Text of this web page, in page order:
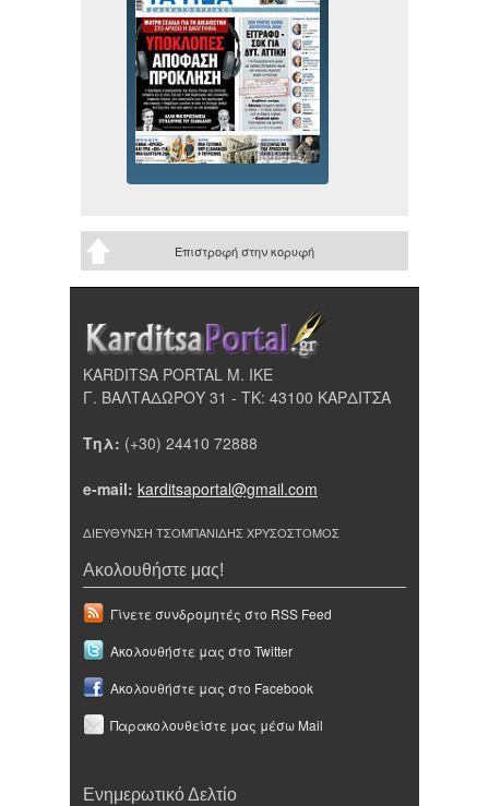
Επιστροφή στην κορυφή
KARDITSA PORTAL Μ. ΙΚΕ
Γ. ΒΑΛΤΑΔΩΡΟΥ 31 - ΤΚ: 43100 ΚΑΡΔΙΤΣΑ
Τηλ: (+30) 24410 72888
e-mail: karditsaportal@gmail.com
ΔΙΕΥΘΥΝΣΗ ΤΣΟΜΠΑΝΙΔΗΣ ΧΡΥΣΟΣΤΟΜΟΣ
Ακολουθήστε μας!
Γίνετε συνδρομητές στο RSS Feed
Ακολουθήστε μας στο Twitter
Ακολουθήστε μας στο Facebook
Παρακολουθείστε μας μέσω Mail
Ενημερωτικό Δελτίο